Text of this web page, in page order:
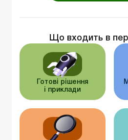
Що входить в
Готові рішення
і приклади